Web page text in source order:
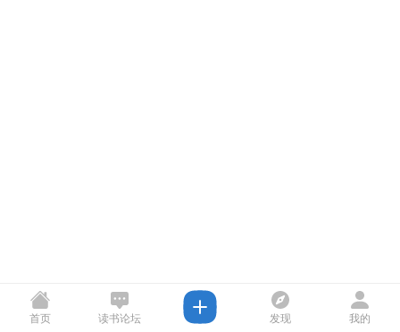
首页 读书论坛 发现 我的